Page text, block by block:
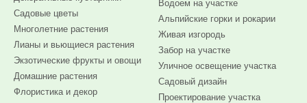
Садовые цветы
Многолетние растения
Лианы и вьющиеся растения
Экзотические фрукты и овощи
Домашние растения
Флористика и декор
Водоем на участке
Альпийские горки и рокарии
Живая изгородь
Забор на участке
Уличное освещение участка
Садовый дизайн
Проектирование участка